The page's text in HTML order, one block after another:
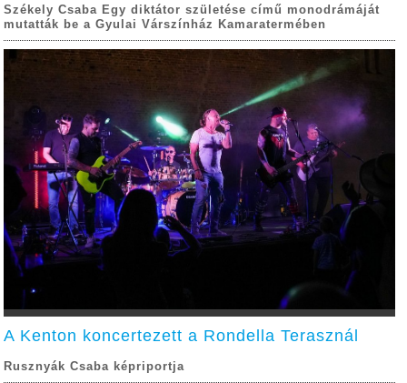
Székely Csaba Egy diktátor születése című monodrámáját
mutatták be a Gyulai Várszínház Kamaratermében
A Kenton koncertezett a Rondella Terasznál
Rusznyák Csaba képriportja